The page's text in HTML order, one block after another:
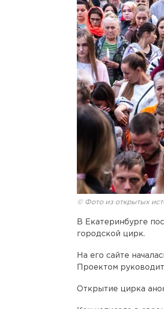
© Фото из открытых
В Екатеринбурге
городской цирк.
На его сайте
Проектом
Открытие цирка